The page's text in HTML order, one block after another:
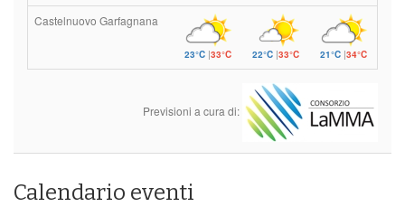
Castelnuovo Garfagnana
23°C|33°C 22°C|33°C 21°C |34°C
Previsioni a cura di:
Calendario eventi